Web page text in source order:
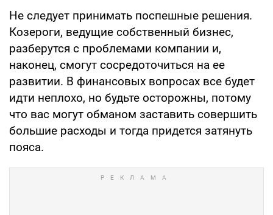
Не следует принимать поспешные решения.
Козероги, ведущие собственный бизнес,
разберутся с проблемами компании и,
наконец, смогут сосредоточиться на ее
развитии. В финансовых вопросах все будет
идти неплохо, но будьте осторожны, потому
что вас могут обманом заставить совершить
большие расходы и тогда придется затянуть
пояса.